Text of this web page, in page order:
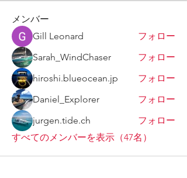
メンバー
Gill Leonard
フォロー
Sarah_WindChaser
フォロー
hiroshi.blueocean.jp
フォロー
Daniel_Explorer
フォロー
jurgen.tide.ch
フォロー
すべてのメンバーを表示（47名）